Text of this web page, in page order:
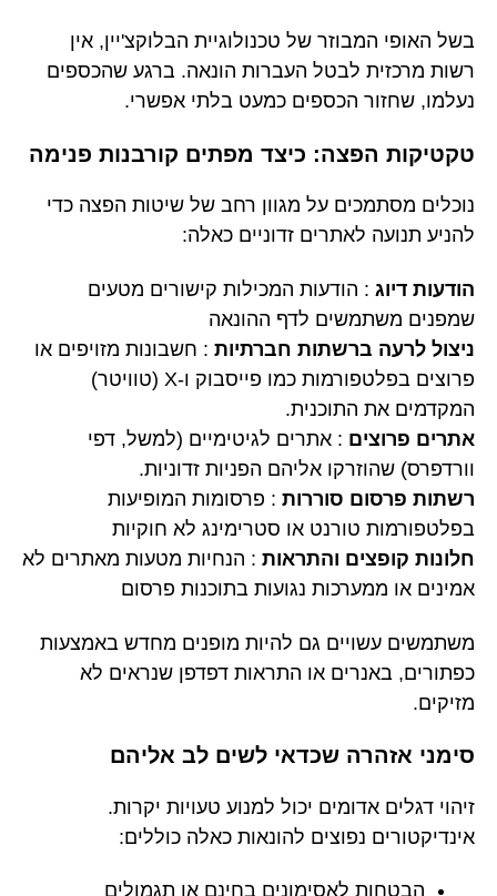
בשל האופי המבוזר של טכנולוגיית הבלוקצ'יין, אין
רשות מרכזית לבטל העברות הונאה. ברגע שהכספים
נעלמו, שחזור הכספים כמעט בלתי אפשרי.
טקטיקות הפצה: כיצד מפתים קורבנות פנימה
נוכלים מסתמכים על מגוון רחב של שיטות הפצה כדי
להניע תנועה לאתרים זדוניים כאלה:
הודעות דיוג : הודעות המכילות קישורים מטעים
שמפנים משתמשים לדף ההונאה
ניצול לרעה ברשתות חברתיות : חשבונות מזויפים או
פרוצים בפלטפורמות כמו פייסבוק ו-X (טוויטר)
המקדמים את התוכנית.
אתרים פרוצים : אתרים לגיטימיים (למשל, דפי
וורדפרס) שהוזרקו אליהם הפניות זדוניות.
רשתות פרסום סוררות : פרסומות המופיעות
בפלטפורמות טורנט או סטרימינג לא חוקיות
חלונות קופצים והתראות : הנחיות מטעות מאתרים לא
אמינים או ממערכות נגועות בתוכנות פרסום
משתמשים עשויים גם להיות מופנים מחדש באמצעות
כפתורים, באנרים או התראות דפדפן שנראים לא
מזיקים.
סימני אזהרה שכדאי לשים לב אליהם
זיהוי דגלים אדומים יכול למנוע טעויות יקרות.
אינדיקטורים נפוצים להונאות כאלה כוללים:
הבטחות לאסימונים בחינם או תגמולים